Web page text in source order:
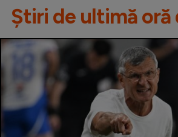
Știri de ultimă oră